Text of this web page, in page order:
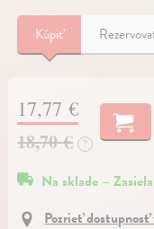
Kúpiť
17,77 €
18,70 € ?
Na sklade –
Pozrieť